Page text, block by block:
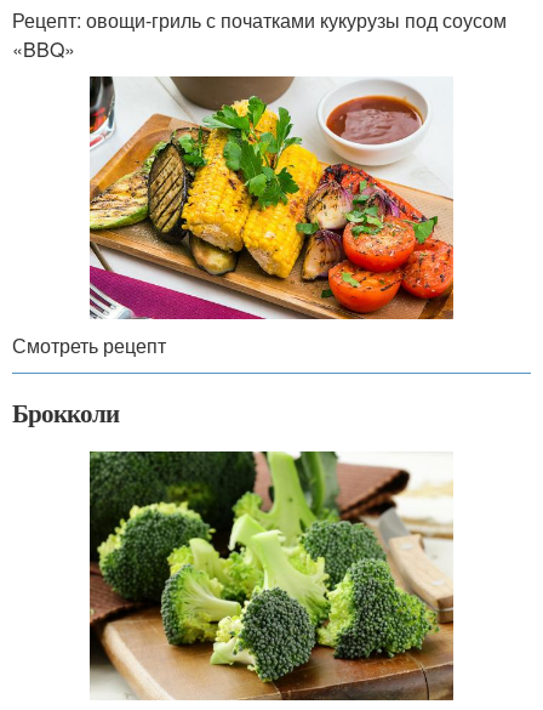
Рецепт: овощи-гриль с початками кукурузы под соусом
«BBQ»
Смотреть рецепт
Брокколи